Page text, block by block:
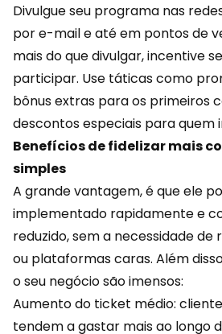
Divulgue seu programa nas
por e-mail e até em pontos de
mais do que divulgar, incentive
participar. Use táticas como
bônus extras para os primeiros
descontos especiais para quem
Benefícios de fidelizar mais
simples
A grande vantagem, é que ele
implementado rapidamente e
reduzido, sem a necessidade
ou plataformas caras. Além
o seu negócio são imensos:
Aumento do ticket médio:
tendem a gastar mais ao longo